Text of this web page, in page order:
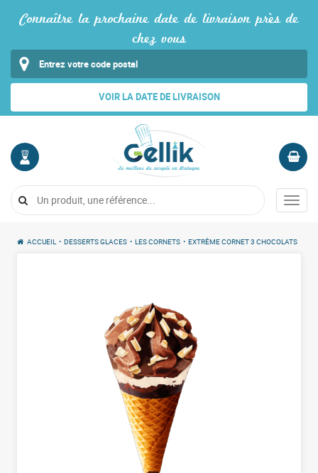
Connaître la prochaine date de livraison près de
chez vous
VOIR LA DATE DE LIVRAISON
COMPTE
Me
Vide
Menu
ACCUEIL • DESSERTS GLACES • LES CORNETS • EXTRÊME CORNET 3 CHOCOLATS